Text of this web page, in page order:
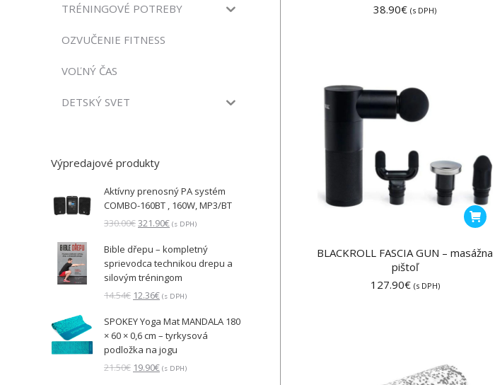
38.90€ (s DPH)
BLACKROLL FASCIA GUN – masážna
pištoľ
127.90€ (s DPH)
TRÉNINGOVÉ POTREBY
OZVUČENIE FITNESS
VOĽNÝ ČAS
DETSKÝ SVET
Výpredajové produkty
Aktívny prenosný PA systém
COMBO-160BT , 160W, MP3/BT
330.00€Pôvodná
bola:
330.00€.
321.90€Aktuálna
je:
321.90€.
(s DPH)
Bible dřepu – kompletný
sprievodca technikou drepu a
silovým tréningom
14.54€ Pôvodná
bola:
14.54€.
12.36€Aktuálna
je:
12.36€.
(s DPH)
SPOKEY Yoga Mat MANDALA 180
× 60 × 0,6 cm – tyrkysová
podložka na jogu
21.50€ Pôvodná
19.90€Aktuálna
(s DPH)